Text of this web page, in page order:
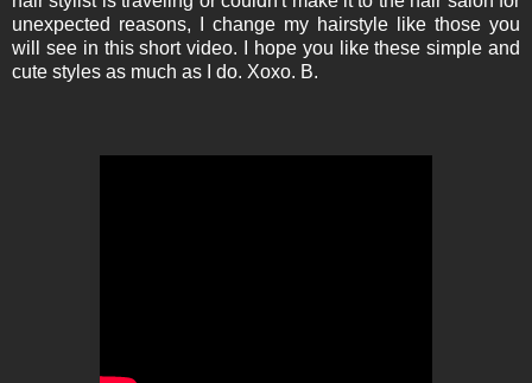
unexpected reasons, I change my hairstyle like those you
will see in this short video. I hope you like these simple and
cute styles as much as I do. Xoxo. B.